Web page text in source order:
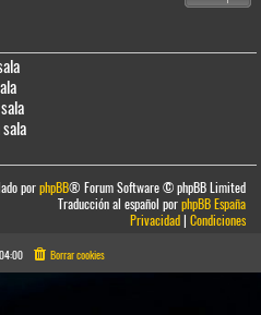
porphpBB® Forum Software © phpBB Limited
Traducción al español porphpBB España
Privacidad|Condiciones
Borrar cookies